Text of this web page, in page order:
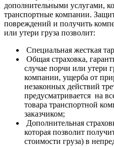
дополнительными услугами,
транспортные компании.
повреждений и получить
или утери груза позволит:
Специальная жесткая
Общая страховка,
случае порчи или утери
компании, ущерба от
незаконных действий
предусматривается на
товара транспортной
заказчиком;
Дополнительная
которая позволит
стоимости груза) в